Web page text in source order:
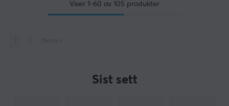
Viser 1-60 av 105 produkter
Sist sett